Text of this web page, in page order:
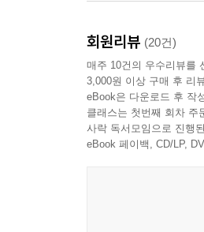
수준별로 구성하고 다
3. 모든 문제를 입체
교과서 개념과 익
정리하였으므로 유형
회원리뷰 (20건)
매주 10건의 우수리뷰를
3,000원 이상 구매 후 리
eBook은 다운로드 후 작
클래스는 첫번째 회차 주
사락 독서모임으로 진행
eBook 페이백, CD/LP,